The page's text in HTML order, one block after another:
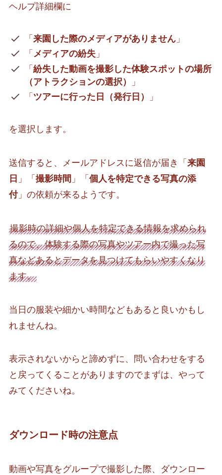
ヘルプ詳細欄に
「来園した際のメディアがありません 」
「 メディアの紛失 」
「紛失した動画を撮影した体験スポットの場所
（アトラクションの選択）
」
「 ツアーに行った日（発行日） 」
を選択します。
送信すると、メールアドレスに返信が届き「 来園
日 」「 撮影時間 」「 個人を特定できる写真の添
付」の依頼が来るようです。
撮影時の詳細や個人を特定できる情報を求められ
るので、体験する際の写真やツアー内で撮った写
真などあるとデータを見つけてもらいやすくなり
ます。
当日の服装や細かい時間などもあると良いかもし
れませんね。
表示されないからと諦めずに、問い合わせをする
と戻ってくることがありますのでまずは、やって
みてくださいね。
ダウンロード時の注意点
動画や写真をグループで撮影した際、ダウンロー